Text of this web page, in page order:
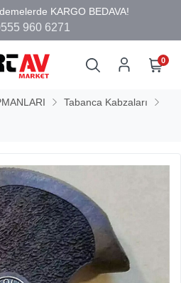
960 6271
0
Tabanca Kabzaları